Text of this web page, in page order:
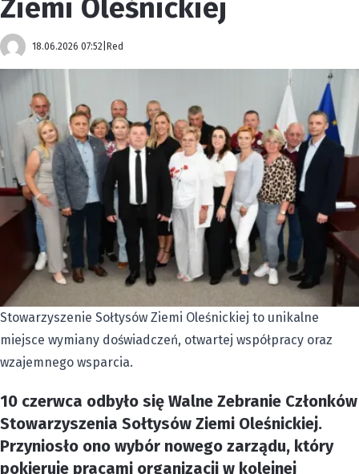
Ziemi Oleśnickiej
18.06.2026 07:52 Red
Stowarzyszenie Sołtysów Ziemi Oleśnickiej to unikalne
miejsce wymiany doświadczeń, otwartej współpracy oraz
wzajemnego wsparcia.
10 czerwca odbyło się Walne Zebranie Członków
Stowarzyszenia Sołtysów Ziemi Oleśnickiej.
Przyniosło ono wybór nowego zarządu, który
pokieruje pracami organizacji w kolejnej